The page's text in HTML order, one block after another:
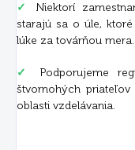
✓
Niektorí
starajú sa o úle,
lúke za továrňou mera.
✓
Podporujeme
štvornohých
oblasti vzdelávania.